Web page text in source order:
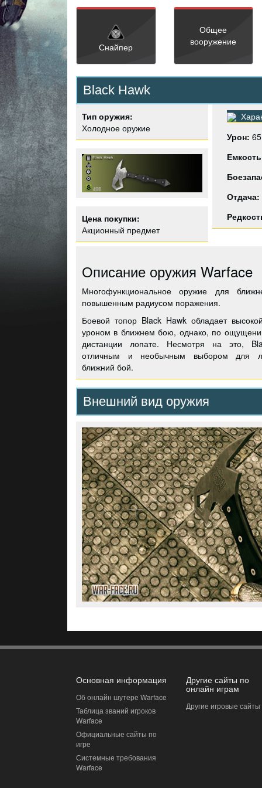
Снайпер
Общее
вооружение
Black Hawk
Тип оружия:
Холодное оружие
Цена покупки:
Акционный предмет
Урон: 65
Отдача:
Описание оружия Warface
Многофункциональное оружие для
повышенным радиусом поражения.
Боевой топор Black Hawk обладает
уроном в ближнем бою, однако, по
дистанции лопате. Несмотря на это,
отличным и необычным выбором для
ближний бой.
Внешний вид оружия
Основная информация
Об онлайн шутере Warface
Таблица званий игроков
Warface
Официальные сайты по
игре
Системные требования
Warface
Другие сайты по
онлайн играм
Другие игровые сайты